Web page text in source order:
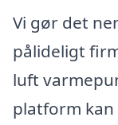
Vi gør det
pålideligt
luft
platform kan